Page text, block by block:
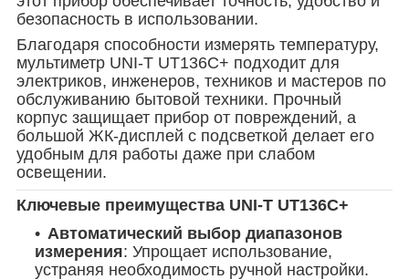
безопасность в использовании.
Благодаря способности измерять температуру,
мультиметр UNI-T UT136C+ подходит для
электриков, инженеров, техников и мастеров по
обслуживанию бытовой техники. Прочный
корпус защищает прибор от повреждений, а
большой ЖК-дисплей с подсветкой делает его
удобным для работы даже при слабом
освещении.
Ключевые преимущества UNI-T UT136C+
Автоматический выбор диапазонов
измерения: Упрощает использование,
устраняя необходимость ручной настройки.